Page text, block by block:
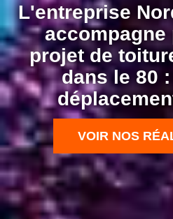
L'entreprise
projet de
dans le 80
VOIR NOS